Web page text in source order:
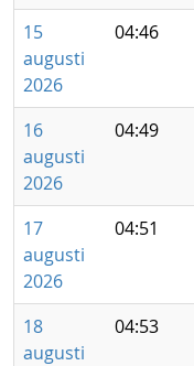
15
augusti
2026
04:46
16
augusti
2026
04:49
17
augusti
2026
04:51
18
augusti
04:53